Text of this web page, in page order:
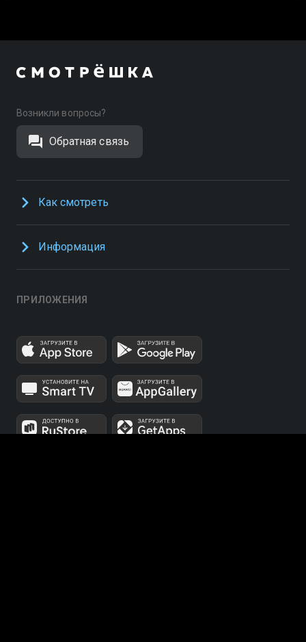
Возникли вопросы?
Обратная связь
Как смотреть
Информация
ПРИЛОЖЕНИЯ